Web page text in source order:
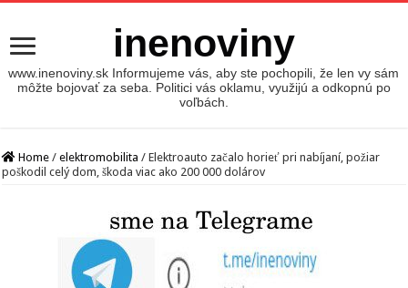
inenoviny
www.inenoviny.sk Informujeme vás, aby ste pochopili, že len vy sám
môžte bojovať za seba. Politici vás oklamu, využijú a odkopnú po
voľbách.
Home / elektromobilita / Elektroauto začalo horieť pri nabíjaní, požiar
poškodil celý dom, škoda viac ako 200 000 dolárov